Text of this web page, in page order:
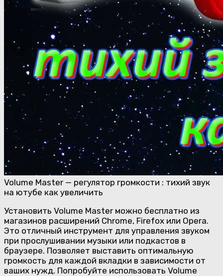
Volume Master — регулятор громкости : тихий звук
на ютубе как увеличить
Установить Volume Master можно бесплатно из
магазинов расширений Chrome, Firefox или Opera.
Это отличный инструмент для управления звуком
при прослушивании музыки или подкастов в
браузере. Позволяет выставить оптимальную
громкость для каждой вкладки в зависимости от
ваших нужд. Попробуйте использовать Volume